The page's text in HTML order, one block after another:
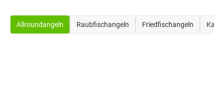
Allroundangeln Raubfischangeln Friedfischangeln